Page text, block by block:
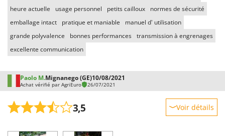
heure actuelle
usage personnel petits cailloux
normes de sécurité
emballage intact
pratique et maniable
manuel d' utilisation
grande polyvalence
bonnes performances transmission à engrenages
excellente communication
Paolo M.Mignanego (GE)10/08/2021
Achat vérifié par AgriEuro 26/07/2021
3,5 Voir détails